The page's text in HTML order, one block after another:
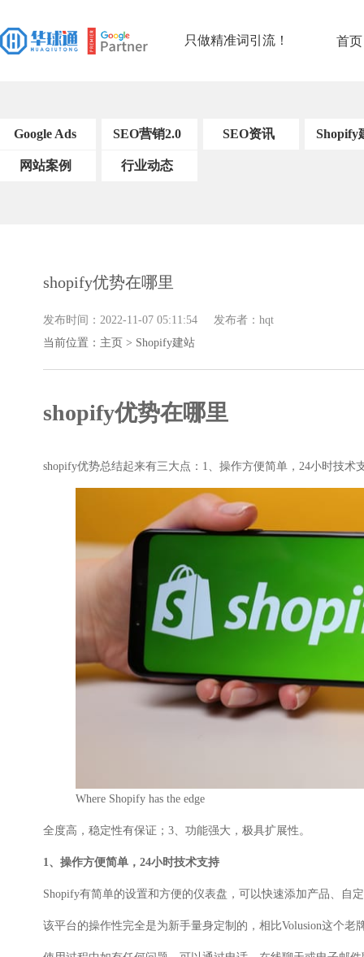
只做精准词引流！ 首页
Google Ads SEO营销2.0
SEO基础知识
略
内容优化策略
搜索引擎优化技
SEO资讯 Shopify
网站案例 行业动态
shopify优势在哪里
发布时间：2022-11-07 05:11:54 发布者：hqt
当前位置： 主页 > Shopify建站
shopify优势在哪里
shopify优势总结起来有三大点：1、操作方便简单，24小时技术
Where Shopify has the edge
全度高，稳定性有保证；3、功能强大，极具扩展性。
1、操作方便简单，24小时技术支持
Shopify有简单的设置和方便的仪表盘，可以快速添加产品、自
该平台的操作性完全是为新手量身定制的，相比Volusion这个